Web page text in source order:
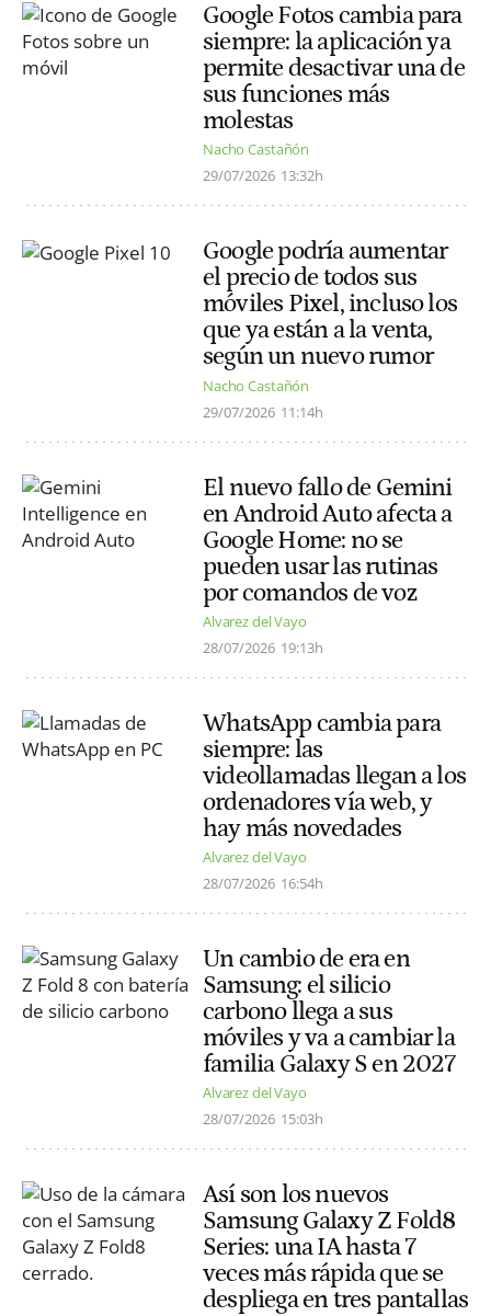
Google Fotos cambia para
siempre: la aplicación ya
permite desactivar una de
sus funciones más
molestas
Nacho Castañón
29/07/2026 13:32h
Google podría aumentar
el precio de todos sus
móviles Pixel, incluso los
que ya están a la venta,
según un nuevo rumor
Nacho Castañón
29/07/2026 11:14h
El nuevo fallo de Gemini
en Android Auto afecta a
Google Home: no se
pueden usar las rutinas
por comandos de voz
Alvarez del Vayo
28/07/2026 19:13h
WhatsApp cambia para
siempre: las
videollamadas llegan a los
ordenadores vía web, y
hay más novedades
Alvarez del Vayo
28/07/2026 16:54h
Un cambio de era en
Samsung: el silicio
carbono llega a sus
móviles y va a cambiar la
familia Galaxy S en 2027
Alvarez del Vayo
28/07/2026 15:03h
Así son los nuevos
Samsung Galaxy Z Fold8
Series: una IA hasta 7
veces más rápida que se
despliega en tres pantallas